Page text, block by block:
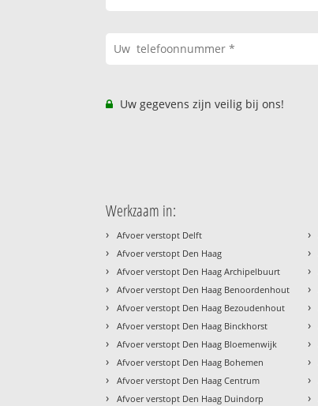
Uw gegevens zijn veilig bij ons!
Werkzaam in:
› Afvoer verstopt Delft
› Afvoer verstopt Den Haag
› Afvoer verstopt Den Haag Archipelbuurt
› Afvoer verstopt Den Haag Benoordenhout
› Afvoer verstopt Den Haag Bezoudenhout
› Afvoer verstopt Den Haag Binckhorst
› Afvoer verstopt Den Haag Bloemenwijk
› Afvoer verstopt Den Haag Bohemen
› Afvoer verstopt Den Haag Centrum
› Afvoer verstopt Den Haag Duindorp
›
›
›
›
›
›
›
›
›
›